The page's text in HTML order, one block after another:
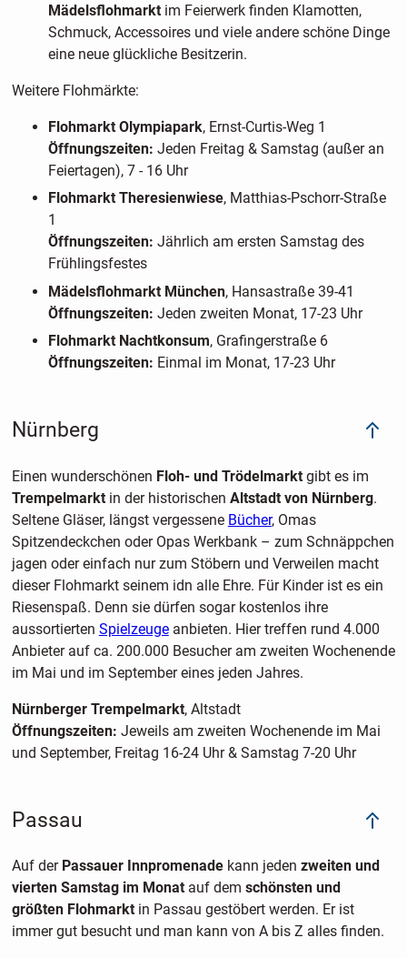
Mädelsflohmarktim Feierwerk finden Klamotten,
Schmuck, Accessoires und viele andere schöne Dinge
eine neue glückliche Besitzerin.
Weitere Flohmärkte:
Flohmarkt Olympiapark, Ernst-Curtis-Weg 1
Öffnungszeiten: Jeden Freitag & Samstag (außer an
Feiertagen), 7 - 16 Uhr
Flohmarkt Theresienwiese, Matthias-Pschorr-Straße
1
Öffnungszeiten: Jährlich am ersten Samstag des
Frühlingsfestes
Mädelsflohmarkt München, Hansastraße 39-41
Öffnungszeiten: Jeden zweiten Monat, 17-23 Uhr
Flohmarkt Nachtkonsum, Grafingerstraße 6
Öffnungszeiten: Einmal im Monat, 17-23 Uhr
Nürnberg
Einen wunderschönen Floh- und Trödelmarkt gibt es im
Trempelmarktin der historischen Altstadt von Nürnberg.
Seltene Gläser, längst vergessene Bücher, Omas
Spitzendeckchen oder Opas Werkbank – zum Schnäppchen
jagen oder einfach nur zum Stöbern und Verweilen macht
dieser Flohmarkt seinem idn alle Ehre. Für Kinder ist es ein
Riesenspaß. Denn sie dürfen sogar kostenlos ihre
aussortierten Spielzeugeanbieten. Hier treffen rund 4.000
Anbieter auf ca. 200.000 Besucher am zweiten Wochenende
im Mai und im September eines jeden Jahres.
Nürnberger Trempelmarkt, Altstadt
Öffnungszeiten: Jeweils am zweiten Wochenende im Mai
und September, Freitag 16-24 Uhr & Samstag 7-20 Uhr
Passau
Auf derPassauer Innpromenadekann jeden zweiten und
vierten Samstag im Monatauf dem schönsten und
größten Flohmarktin Passau gestöbert werden. Er ist
immer gut besucht und man kann von A bis Z alles finden.